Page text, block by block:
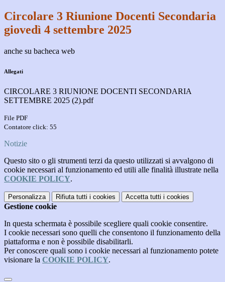
Circolare 3 Riunione Docenti Secondaria
giovedì 4 settembre 2025
anche su bacheca web
Allegati
CIRCOLARE 3 RIUNIONE DOCENTI SECONDARIA
SETTEMBRE 2025 (2).pdf
File PDF
Contatore click: 55
Notizie
Questo sito o gli strumenti terzi da questo utilizzati si avvalgono di
cookie necessari al funzionamento ed utili alle finalità illustrate nella
COOKIE POLICY.
Personalizza Rifiuta tutti i cookies Accetta tutti i cookies
Gestione cookie
In questa schermata è possibile scegliere quali cookie consentire.
I cookie necessari sono quelli che consentono il funzionamento della
piattaforma e non è possibile disabilitarli.
Per conoscere quali sono i cookie necessari al funzionamento potete
visionare la COOKIE POLICY.